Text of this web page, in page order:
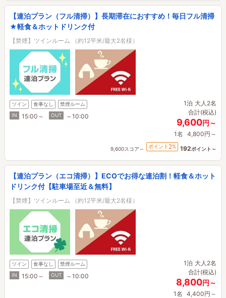
【連泊プラン（フル清掃）】長期滞在におすすめ！毎日フル清掃
★軽食＆ホットドリンク付
【禁煙】ツインルーム （約12平米/最大2名様）
ツイン 食事なし
禁煙ルーム
IN
15:00～ OUT ～10:00
1泊 大人2名
合計(税込)
9,600円～
1名 4,800円～
9,600スコア～ ポイント 2% 192ポイント～
【連泊プラン（エコ清掃）】ECOでお得な連泊割！軽食＆ホット
ドリンク付【駐車場至近＆無料】
【禁煙】ツインルーム （約12平米/最大2名様）
ツイン 食事なし
禁煙ルーム
IN
15:00～ OUT ～10:00
1泊 大人2名
合計(税込)
8,800円～
1名 4,400円～